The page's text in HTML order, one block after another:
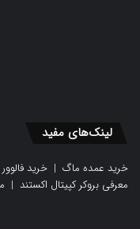
لینک‌های مفید
خرید عمده ماگ | خرید
معرفی بروکر کپیتال اکستند |